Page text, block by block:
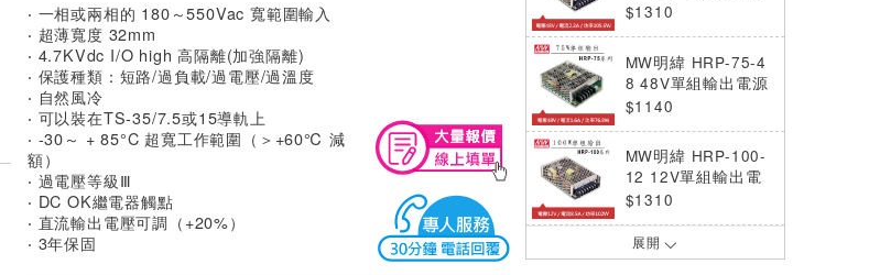
‧ 一相或兩相的 180～550Vac 寬範圍輸入
‧ 超薄寬度 32mm
‧ 4.7KVdc I/O high 高隔離(加強隔離)
‧ 保護種類：短路/過負載/過電壓/過溫度
‧ 自然風冷
‧ 可以裝在TS-35/7.5或15導軌上
‧ -30～ + 85°C 超寬工作範圍（＞+60℃ 減
額）
‧ 過電壓等級Ⅲ
‧ DC OK繼電器觸點
‧ 直流輸出電壓可調（+20%）
‧ 3年保固
源供應器(105.6W)
$1310
MW明緯 HRP-75-4
8 48V單組輸出電源
供應器(76.8W)
$1140
MW明緯 HRP-100-
12 12V單組輸出電
源供應器(102W)
$1310
MW明緯 HRP-75-5
展開